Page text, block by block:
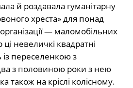
й роздавала гуманітарну
хреста» для понад
— маломобільних
невеличкі квадратні
переселенкою з
з половиною роки з нею
також на кріслі колісному.